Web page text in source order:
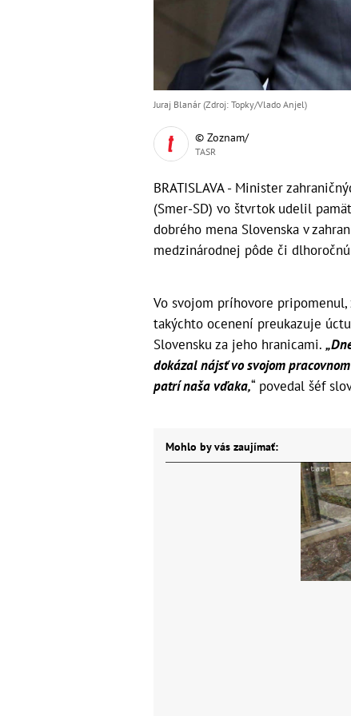
Juraj Blanár (Zdroj: Topky/Vlado Anjel)
© Zoznam/
TASR
BRATISLAVA - Minister
(Smer-SD) vo štvrtok udelil
dobrého mena Slovenska v
medzinárodnej pôde či
Vo svojom príhovore
takýchto ocenení preukazuje
Slovensku za jeho hranicami.
dokázal nájsť vo svojom
patrí naša vďaka,“ povedal šéf
Mohlo by vás zaujímať: